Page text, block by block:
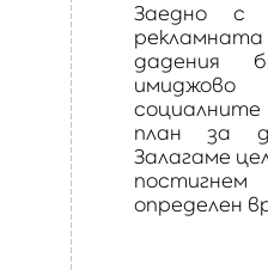
Заедно с
дадения
план за
Залагаме
определен